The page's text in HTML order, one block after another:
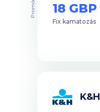
18 GBP
Fix kamatozás
Promóció
K&H